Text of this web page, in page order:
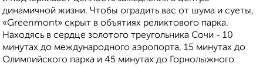
динамичной жизни. Чтобы оградить вас от шума и суеты,
«Greenmont» скрыт в объятиях реликтового парка.
Находясь в сердце золотого треугольника Сочи - 10
минутах до международного аэропорта, 15 минутах до
Олимпийского парка и 45 минутах до Горнолыжного